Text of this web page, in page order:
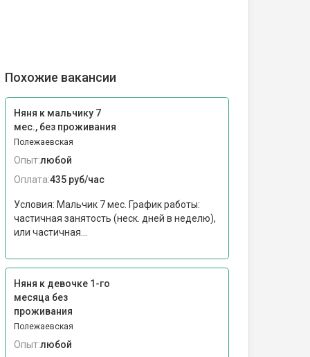
Похожие вакансии
Няня к мальчику 7
мес., без проживания
Полежаевская
Опыт:любой
Оплата:435 руб/час
Условия: Мальчик 7 мес. График работы:
частичная занятость (неск. дней в неделю),
или частичная...
Няня к девочке 1-го
месяца без
проживания
Полежаевская
Опыт:любой